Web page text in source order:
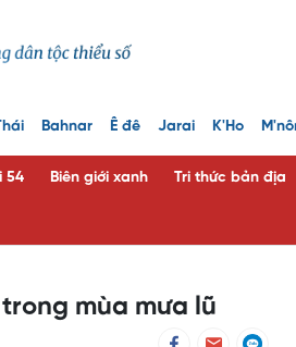
Bahnar Ê đê Jarai K'Ho
54 Biên giới xanh Tri thức bản địa
mùa mưa lũ